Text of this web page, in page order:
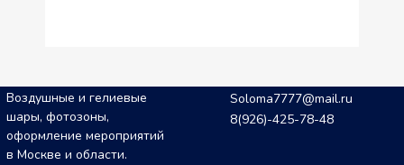
Soloma7777@mail.ru
Воздушные и гелиевые
шары, фотозоны,
оформление мероприятий
в Москве и области.
8(926)-425-78-48